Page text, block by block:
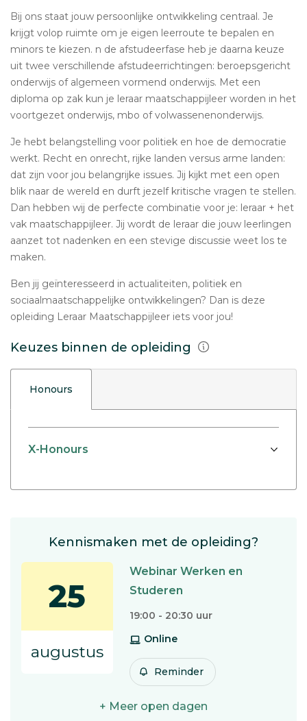
Bij ons staat jouw persoonlijke ontwikkeling centraal. Je
krijgt volop ruimte om je eigen leerroute te bepalen en
minors te kiezen. n de afstudeerfase heb je daarna keuze
uit twee verschillende afstudeerrichtingen: beroepsgericht
onderwijs of algemeen vormend onderwijs. Met een
diploma op zak kun je leraar maatschappijleer worden in het
voortgezet onderwijs, mbo of volwassenenonderwijs.
Je hebt belangstelling voor politiek en hoe de democratie
werkt. Recht en onrecht, rijke landen versus arme landen:
dat zijn voor jou belangrijke issues. Jij kijkt met een open
blik naar de wereld en durft jezelf kritische vragen te stellen.
Dan hebben wij de perfecte combinatie voor je: leraar + het
vak maatschappijleer. Jij wordt de leraar die jouw leerlingen
aanzet tot nadenken en een stevige discussie weet los te
maken.
Ben jij geïnteresseerd in actualiteiten, politiek en
sociaalmaatschappelijke ontwikkelingen? Dan is deze
opleiding Leraar Maatschappijleer iets voor jou!
Keuzes binnen de opleiding
Honours
X-Honours
Kennismaken met de opleiding?
25
augustus
Webinar Werken en
Studeren
19:00 - 20:30 uur
Online
Reminder
+ Meer open dagen